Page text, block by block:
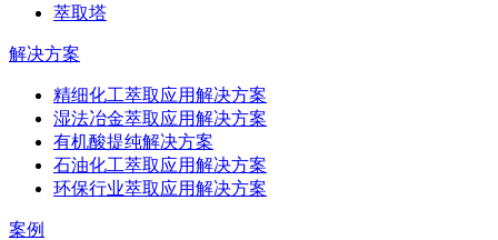
萃取塔
解决方案
精细化工萃取应用解决方案
湿法冶金萃取应用解决方案
有机酸提纯解决方案
石油化工萃取应用解决方案
环保行业萃取应用解决方案
案例